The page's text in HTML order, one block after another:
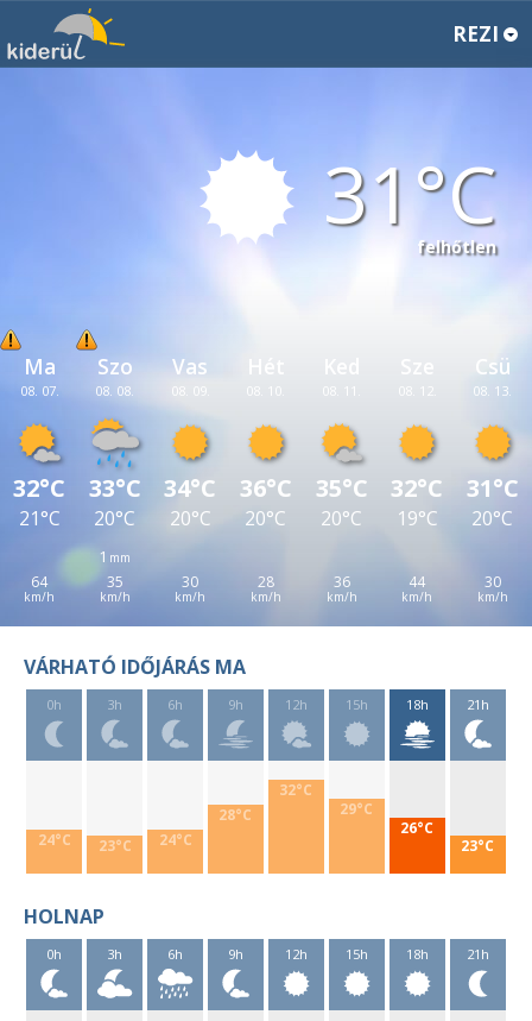
REZI
31
felhőtlen
Ma
08. 07.
32°C
21°C
64
Szo
08. 08.
33°C
20°C
1
35
Vas
08. 09.
34°C
20°C
30
08. 10.
36°C
20°C
28
08. 11.
35°C
20°C
36
08. 12.
32°C
19°C
44
Csü
08. 13.
31°C
20°C
30
VÁRHATÓ IDŐJÁRÁS MA
0h
24°C
3h
23°C
6h
24°C
9h
28°C
12h
32°C
15h
29°C
18h
26°C
21h
23°C
HOLNAP
0h 3h 6h 9h 12h 15h 18h 21h